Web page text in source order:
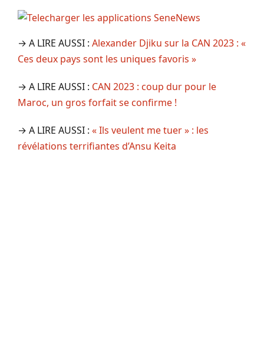
→ A LIRE AUSSI : Alexander Djiku sur la CAN 2023 : «
Ces deux pays sont les uniques favoris »
→ A LIRE AUSSI : CAN 2023 : coup dur pour le
Maroc, un gros forfait se confirme !
→ A LIRE AUSSI : « Ils veulent me tuer » : les
révélations terrifiantes d’Ansu Keita